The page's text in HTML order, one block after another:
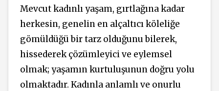
Mevcut kadınlı yaşam, gırtlağına kadar
herkesin, genelin en alçaltıcı köleliğe
gömüldüğü bir tarz olduğunu bilerek,
hissederek çözümleyici ve eylemsel
olmak; yaşamın kurtuluşunun doğru yolu
olmaktadır. Kadınla anlamlı ve onurlu